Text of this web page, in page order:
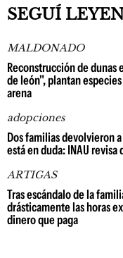
SEGUÍ
MALDONADO
Reconstrucción de dunas
de león", plantan
arena
adopciones
Dos familias devolvieron
está en duda: INAU revisa
ARTIGAS
Tras escándalo de la
drásticamente las horas
dinero que paga